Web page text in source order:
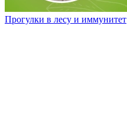
Прогулки в лесу и иммунитет